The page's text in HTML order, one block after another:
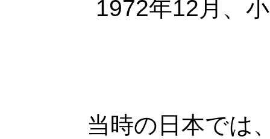
1972年12月、
当時の日本では